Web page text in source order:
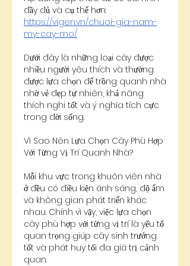
https://vigen.vn/chuoi-gia-nam-
my-cay-mo/
Dưới đây là những loại cây được
nhiều người yêu thích và thường
được lựa chọn để trồng quanh nhà
nhờ vẻ đẹp tự nhiên, khả năng
thích nghi tốt và ý nghĩa tích cực
trong đời sống.
Vì Sao Nên Lựa Chọn Cây Phù Hợp
Với Từng Vị Trí Quanh Nhà?
Mỗi khu vực trong khuôn viên nhà
ở đều có điều kiện ánh sáng, độ ẩm
và không gian phát triển khác
nhau. Chính vì vậy, việc lựa chọn
cây phù hợp với từng vị trí là yếu tố
quan trọng giúp cây sinh trưởng
tốt và phát huy tối đa giá trị cảnh
quan.